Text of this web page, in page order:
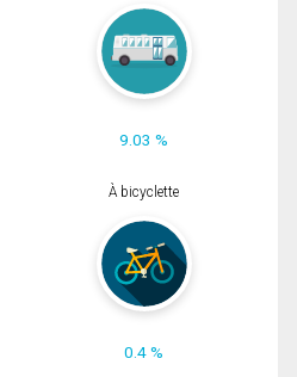
9.03 %
À bicyclette
0.4 %